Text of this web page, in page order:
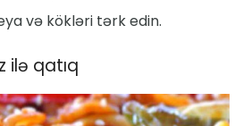
və kökləri tərk edin.
ilə qatıq